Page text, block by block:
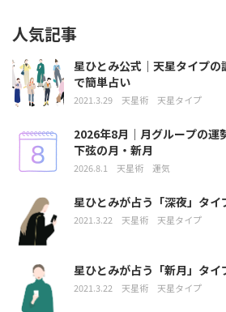
人気記事
星ひとみ公式｜天星タイプの
で簡単占い
2021.3.29 天星術 天星タイプ
2026年8月｜月グループの運
下弦の月・新月
2026.8.1 天星術 運気
星ひとみが占う「深夜」タイ
2021.3.22 天星術 天星タイプ
星ひとみが占う「新月」タイ
2021.3.22 天星術 天星タイプ